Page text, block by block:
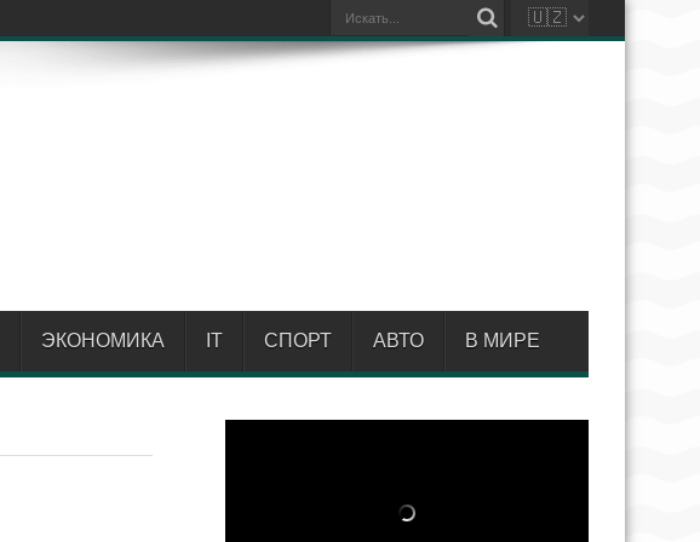
ЭКОНОМИКА IT СПОРТ АВТО В МИРЕ